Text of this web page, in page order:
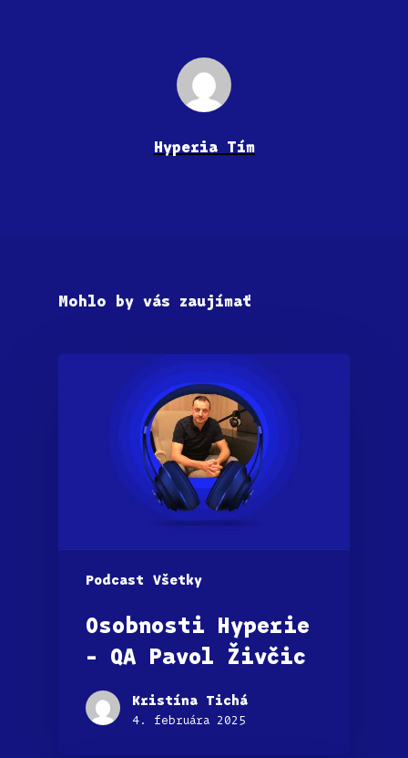
Hyperia Tím
Mohlo by vás zaujímať
Podcast Všetky
Osobnosti Hyperie
– QA Pavol Živčic
Kristína Tichá
4. februára 2025